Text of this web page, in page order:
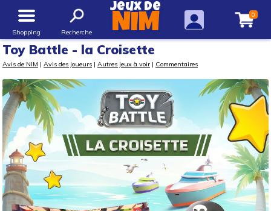
Shopping Recherche
Jeux de
NIM 0
Toy Battle - la Croisette
Avis de NIM | Avis des joueurs | Autres jeux à voir | Commentaires